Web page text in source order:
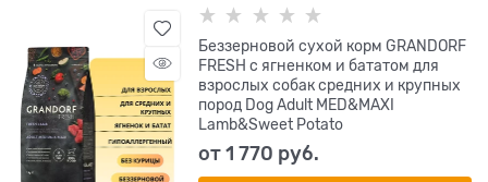
Беззерновой сухой корм GRANDORF
FRESH с ягненком и бататом для
взрослых собак средних и крупных
пород Dog Adult MED&MAXI
Lamb&Sweet Potato
от1 770 руб.